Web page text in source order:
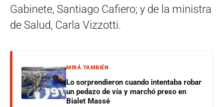
Gabinete, Santiago Cafiero; y de la ministra
de Salud, Carla Vizzotti.
MIRÁ TAMBIÉN
Lo sorprendieron cuando intentaba robar
un pedazo de vía y marchó preso en
Bialet Massé